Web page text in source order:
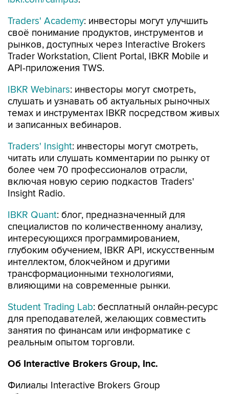
Traders' Academy: инвесторы могут улучшить
своё понимание продуктов, инструментов и
рынков, доступных через Interactive Brokers
Trader Workstation, Client Portal, IBKR Mobile и
API-приложения TWS.
IBKR Webinars: инвесторы могут смотреть,
слушать и узнавать об актуальных рыночных
темах и инструментах IBKR посредством живых
и записанных вебинаров.
Traders' Insight: инвесторы могут смотреть,
читать или слушать комментарии по рынку от
более чем 70 профессионалов отрасли,
включая новую серию подкастов Traders'
Insight Radio.
IBKR Quant: блог, предназначенный для
специалистов по количественному анализу,
интересующихся программированием,
глубоким обучением, IBKR API, искусственным
интеллектом, блокчейном и другими
трансформационными технологиями,
влияющими на современные рынки.
Student Trading Lab: бесплатный онлайн-ресурс
для преподавателей, желающих совместить
занятия по финансам или информатике с
реальным опытом торговли.
Об Interactive Brokers Group, Inc.
Филиалы Interactive Brokers Group